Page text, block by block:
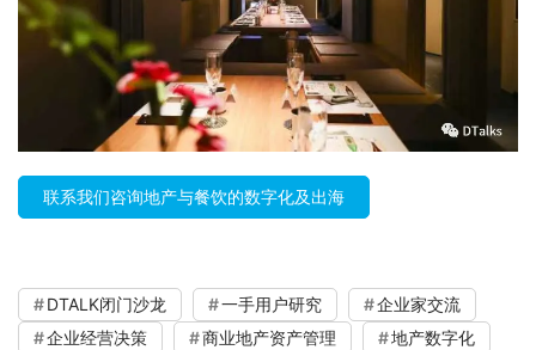
联系我们咨询地产与餐饮的数字化及出海
DTALK闭门沙龙 一手用户研究
企业家交流
企业经营决策
商业地产资产管理
地产数字化